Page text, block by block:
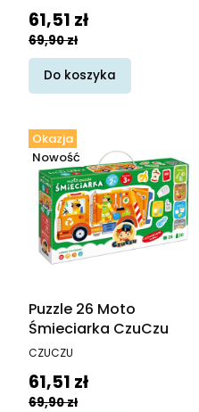
Cena promocyjna
61,51 zł
69,90 zł
Do koszyka
Okazja
Nowość
Puzzle 26 Moto
Śmieciarka CzuCzu
PRODUCENT
CZUCZU
Cena promocyjna
61,51 zł
69,90 zł